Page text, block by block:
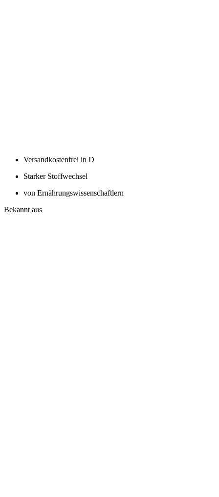
Versandkostenfrei in D
Starker Stoffwechsel
von Ernährungswissenschaftlern
Bekannt aus